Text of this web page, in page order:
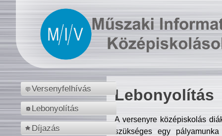
Versenyfelhívás
Lebonyolítás
Díjazás
Lebonyolítás
A versenyre középiskolás
szükséges egy